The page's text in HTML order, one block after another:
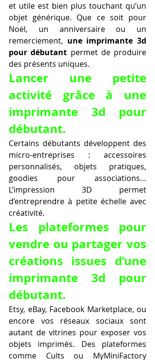
et utile est bien plus touchant qu’un
objet générique. Que ce soit pour
Noël, un anniversaire ou un
remerciement, une imprimante 3d
pour débutant permet de produire
des présents uniques.
Lancer une petite
activité grâce à une
imprimante 3d pour
débutant.
Certains débutants développent des
micro-entreprises : accessoires
personnalisés, objets pratiques,
goodies pour associations…
L’impression 3D permet
d’entreprendre à petite échelle avec
créativité.
Les plateformes pour
vendre ou partager vos
créations issues d’une
imprimante 3d pour
débutant.
Etsy, eBay, Facebook Marketplace, ou
encore vos réseaux sociaux sont
autant de vitrines pour exposer vos
objets imprimés. Des plateformes
comme Cults ou MyMiniFactory